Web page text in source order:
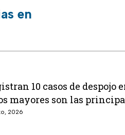
en
10 casos de despojo
mayores son las
2026